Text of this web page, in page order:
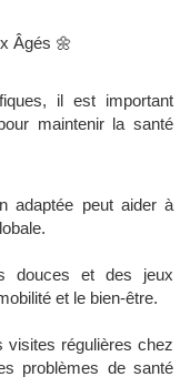
Âgés 🌼
il est important
maintenir la santé
adaptée peut aider à
douces et des jeux
et le bien-être.
visites régulières chez
problèmes de santé